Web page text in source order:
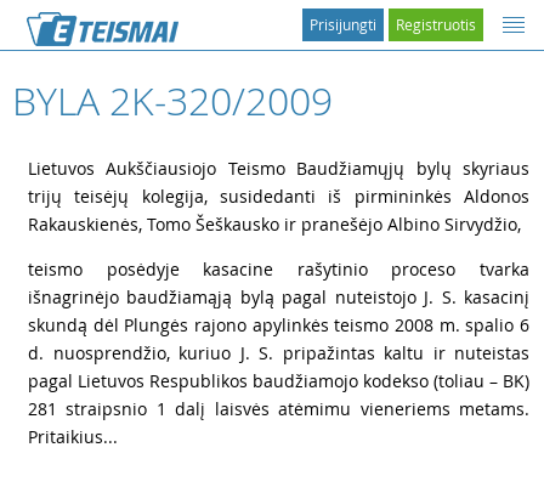
Registruotis
Prisijungti
BYLA 2K-320/2009
Lietuvos Aukščiausiojo Teismo Baudžiamųjų bylų skyriaus
trijų teisėjų kolegija, susidedanti iš pirmininkės Aldonos
Rakauskienės, Tomo Šeškausko ir pranešėjo Albino Sirvydžio,
teismo posėdyje kasacine rašytinio proceso tvarka
išnagrinėjo baudžiamąją bylą pagal nuteistojo J. S. kasacinį
skundą dėl Plungės rajono apylinkės teismo 2008 m. spalio 6
d. nuosprendžio, kuriuo J. S. pripažintas kaltu ir nuteistas
pagal Lietuvos Respublikos baudžiamojo kodekso (toliau – BK)
281 straipsnio 1 dalį laisvės atėmimu vieneriems metams.
Pritaikius...